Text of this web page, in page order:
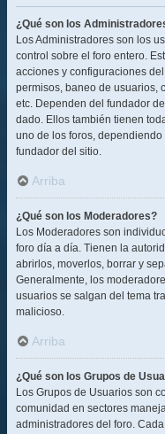
¿Qué son los
Los Administradores son los
control sobre el foro entero.
acciones y configuraciones
permisos, baneo de usuarios,
etc. Dependen del fundador
dado. Ellos también tienen
uno de los foros,
fundador del sitio.
Arriba
¿Qué son los Moderadores?
Los Moderadores son
foro día a día. Tienen la
abrirlos, moverlos, borrar y
Generalmente, los
usuarios se salgan del tema
malicioso.
Arriba
¿Qué son los Grupos de
Los Grupos de Usuarios son
comunidad en sectores
administradores del foro.